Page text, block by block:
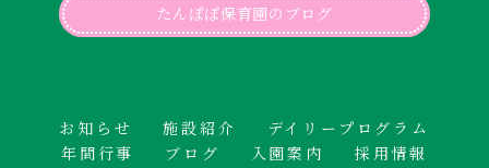
たんぽぽ保育園のブログ
お知らせ 施設紹介
デイリープログラム
年間行事
ブログ 入園案内
採用情報